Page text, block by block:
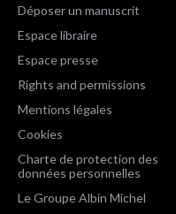
Déposer un manuscrit
Espace libraire
Espace presse
Rights and permissions
Mentions légales
Cookies
Charte de protection des
données personnelles
Le Groupe Albin Michel